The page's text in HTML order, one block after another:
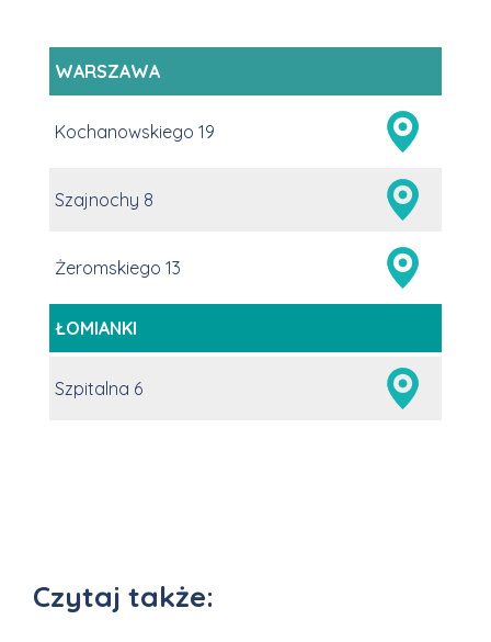
WARSZAWA
Kochanowskiego 19
Szajnochy 8
Żeromskiego 13
ŁOMIANKI
Szpitalna 6
Czytaj także: